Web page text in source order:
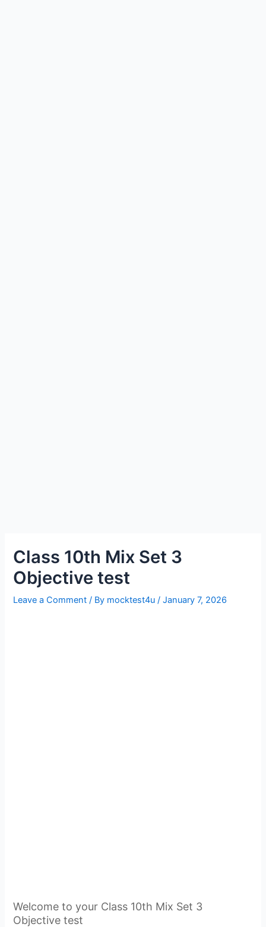
Class 10th Mix Set 3
Objective test
Leave a Comment / By mocktest4u /January 7, 2026
Welcome to your Class 10th Mix Set 3
Objective test